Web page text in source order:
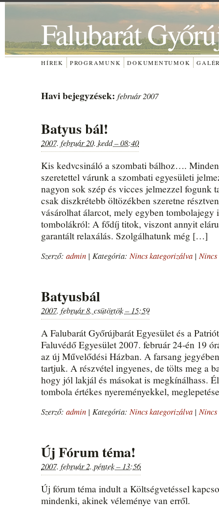
Falubarát
HÍREK PROGRAMUNK DOKUMENTUMOK
Havi bejegyzések: február 2007
Batyus bál!
2007. február 20. kedd – 08:40
Kis kedvcsináló a szombati bálhoz….
szeretettel várunk a szombati egyesületi
nagyon sok szép és vicces jelmezzel fogunk
csak diszkrétebb öltözékben szeretne
vásárolhat álarcot, mely egyben tombolajegy
tombolákról: A fődíj titok, viszont annyit
garantált relaxálás. Szolgálhatunk még […]
Szerző: admin | Kategória: Nincs kategorizálva | Nincs
Batyusbál
2007. február 8. csütörtök – 15:59
A Falubarát Győrújbarát Egyesület és a
Faluvédő Egyesület 2007. február 24-én 19
az új Művelődési Házban. A farsang
tartjuk. A részvétel ingyenes, de tölts meg a
hogy jól lakjál és másokat is megkínálhass.
tombola értékes nyereményekkel,
Szerző: admin | Kategória: Nincs kategorizálva | Nincs
Új Fórum téma!
2007. február 2. péntek – 13:56
Új fórum téma indult a Költségvetéssel
mindenki, akinek véleménye van erről.